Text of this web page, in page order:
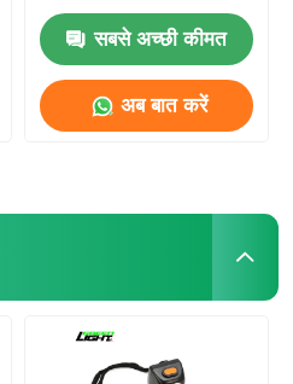
सबसे अच्छी कीमत
अब बात करें